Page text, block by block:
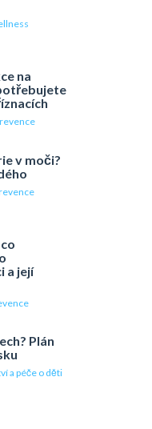
na
v moči?
a její
Plán
a péče o děti